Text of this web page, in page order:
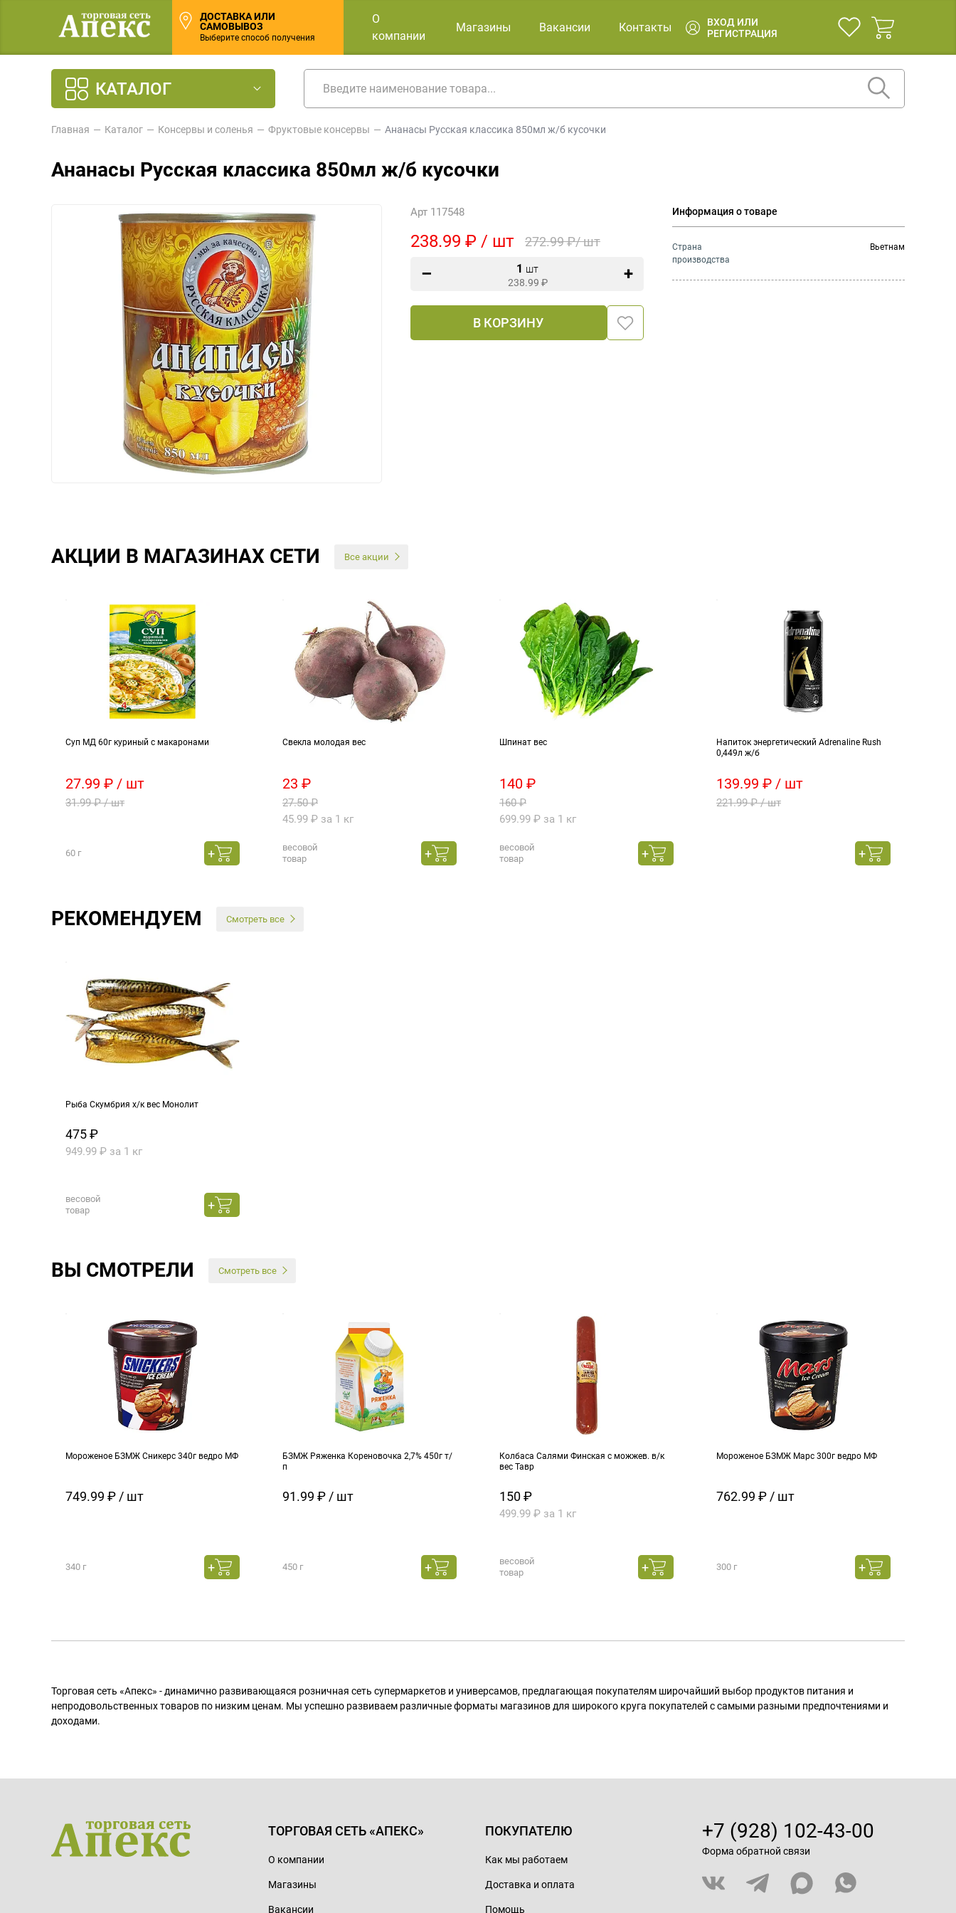
ДОСТАВКА ИЛИ
САМОВЫВОЗ
Выберите способ получения
О
компании
Магазины Вакансии Контакты
ВХОД ИЛИ
РЕГИСТРАЦИЯ
КАТАЛОГ
Главная Каталог Консервы и соленья Фруктовые консервы Ананасы Русская классика 850мл ж/б кусочки
Ананасы Русская классика 850мл ж/б кусочки
Арт 117548
238.99 ₽ / шт 272.99 ₽/ шт
1 шт
238.99 ₽
В КОРЗИНУ
Информация о товаре
Страна
производства
Вьетнам
АКЦИИ В МАГАЗИНАХ СЕТИ Все акции
Суп МД 60г куриный с макаронами
27.99 ₽ / шт
31.99 ₽ / шт
60 г
Свекла молодая вес
23 ₽
27.50 ₽
45.99 ₽ за 1 кг
весовой
товар
Шпинат вес
140 ₽
160 ₽
699.99 ₽ за 1 кг
весовой
товар
Напиток энергетический Adrenaline Rush
0,449л ж/б
139.99 ₽ / шт
221.99 ₽ / шт
РЕКОМЕНДУЕМ Смотреть все
Рыба Скумбрия х/к вес Монолит
475 ₽
949.99 ₽ за 1 кг
весовой
товар
ВЫ СМОТРЕЛИ Смотреть все
Мороженое БЗМЖ Сникерс 340г ведро МФ
749.99 ₽ / шт
340 г
БЗМЖ Ряженка Кореновочка 2,7% 450г т/
п
91.99 ₽ / шт
450 г
Колбаса Салями Финская с можжев. в/к
вес Тавр
150 ₽
499.99 ₽ за 1 кг
весовой
товар
Мороженое БЗМЖ Марс 300г ведро МФ
762.99 ₽ / шт
300 г
Торговая сеть «Апекс» - динамично развивающаяся розничная сеть супермаркетов и универсамов, предлагающая покупателям широчайший выбор продуктов питания и
непродовольственных товаров по низким ценам. Мы успешно развиваем различные форматы магазинов для широкого круга покупателей с самыми разными предпочтениями и
доходами.
ТОРГОВАЯ СЕТЬ «АПЕКС»
О компании
Магазины
Вакансии
ПОКУПАТЕЛЮ
Как мы работаем
Доставка и оплата
Помощь
+7 (928) 102-43-00
Форма обратной связи